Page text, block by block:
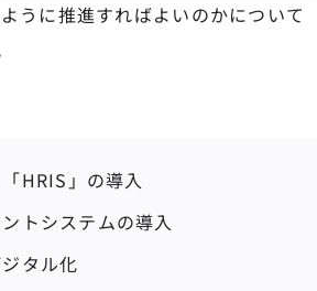
うに推進すればよいのかについて
HRIS」の導入
トシステムの導入
タル化